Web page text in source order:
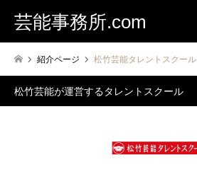
芸能事務所.com
紹介ページ 松竹芸能タレントスクール
松竹芸能が運営するタレントスクール